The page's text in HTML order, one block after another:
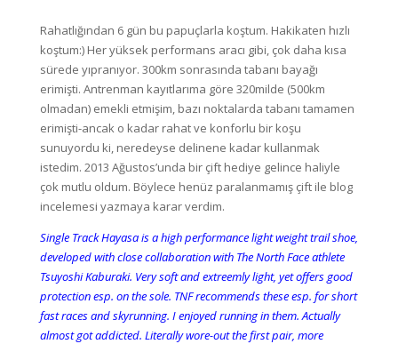
Rahatlığından 6 gün bu papuçlarla koştum. Hakikaten hızlı
koştum:) Her yüksek performans aracı gibi, çok daha kısa
sürede yıpranıyor. 300km sonrasında tabanı bayağı
erimişti. Antrenman kayıtlarıma göre 320milde (500km
olmadan) emekli etmişim, bazı noktalarda tabanı tamamen
erimişti-ancak o kadar rahat ve konforlu bir koşu
sunuyordu ki, neredeyse delinene kadar kullanmak
istedim. 2013 Ağustos’unda bir çift hediye gelince haliyle
çok mutlu oldum. Böylece henüz paralanmamış çift ile blog
incelemesi yazmaya karar verdim.
Single Track Hayasa is a high performance light weight trail shoe,
developed with close collaboration with The North Face athlete
Tsuyoshi Kaburaki. Very soft and extreemly light, yet offers good
protection esp. on the sole. TNF recommends these esp. for short
fast races and skyrunning. I enjoyed running in them. Actually
almost got addicted. Literally wore-out the first pair, more